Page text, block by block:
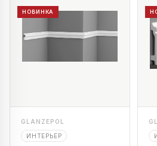
НОВИНКА
GLANZEPOL
ИНТЕРЬЕР